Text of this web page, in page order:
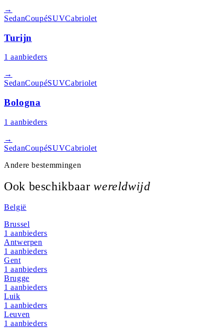
→
SedanCoupéSUVCabriolet
Turijn
1 aanbieders
→
SedanCoupéSUVCabriolet
Bologna
1 aanbieders
→
SedanCoupéSUVCabriolet
Andere bestemmingen
Ook beschikbaarwereldwijd
België
Brussel
1 aanbieders
Antwerpen
1 aanbieders
Gent
1 aanbieders
Brugge
1 aanbieders
Luik
1 aanbieders
Leuven
1 aanbieders